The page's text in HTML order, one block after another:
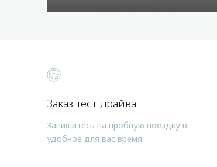
Заказ тест-драйва
Запишитесь на пробную поездку в
удобное для вас время